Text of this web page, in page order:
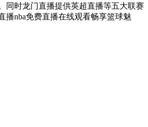
同时龙门直播提供英超直播等五大联赛
播nba免费直播在线观看畅享篮球魅